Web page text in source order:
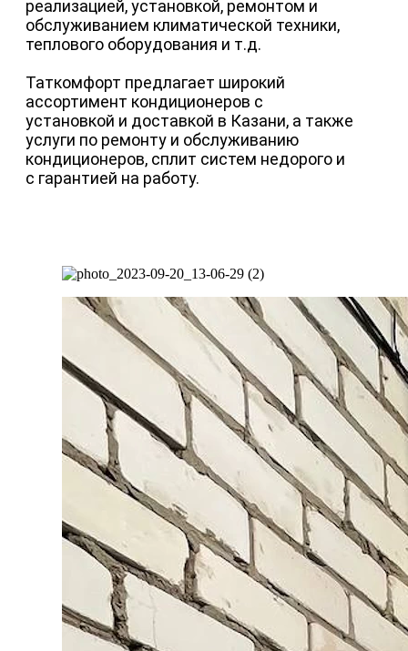
реализацией, установкой, ремонтом и
обслуживанием климатической техники,
теплового оборудования и т.д.
Таткомфорт предлагает широкий
ассортимент кондиционеров с
установкой и доставкой в Казани, а также
услуги по ремонту и обслуживанию
кондиционеров, сплит систем недорого и
с гарантией на работу.